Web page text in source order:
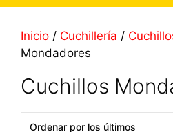
Inicio / Cuchillería /
Mondadores
Cuchillos